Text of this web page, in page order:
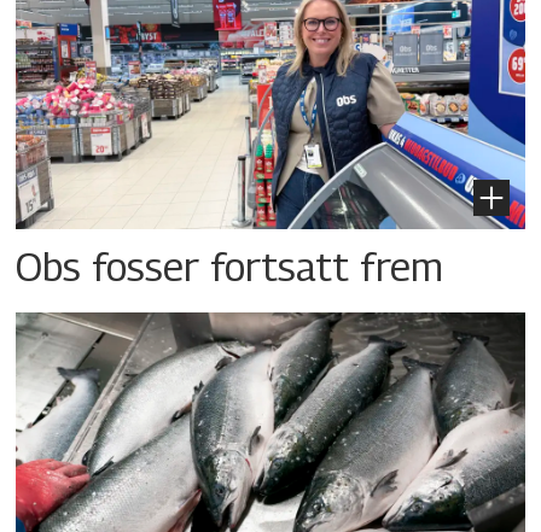
Obs fosser fortsatt frem